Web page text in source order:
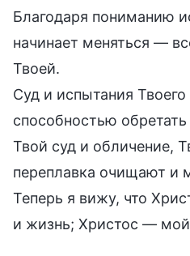
Благодаря пониманию
начинает меняться —
Твоей.
Суд и испытания
способностью
Твой суд и обличение,
переплавка очищают и
Теперь я вижу, что
и жизнь; Христос —